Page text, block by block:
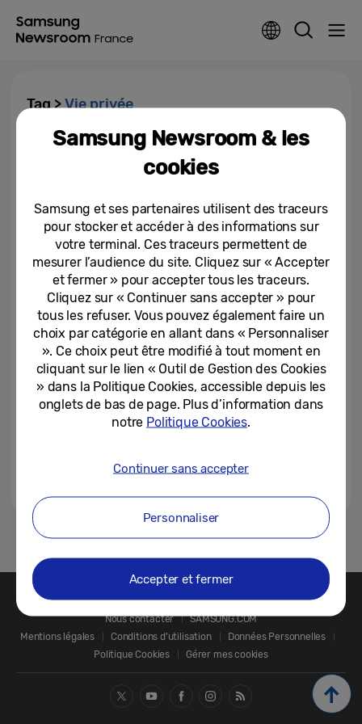
Tag >Vie privée
Protection de la confidentialité :
comment Galaxy AI protège la
19-06-2025
Gardez un contrôle total sur
votre sécurité et l’utilisation de
vos données avec Samsung...
[Éditorial] Il n’y a pas de vie
privée sans sécurité renforcée.
C’est pour cette raison que...
19-07-2022
1
Nous contacter
SAMSUNG.COM
Mentions légales
Conditions d’utilisation
Données Personnelles
Politique Cookies
Gérer mes cookies
Samsung Newsroom & les
cookies
Samsung et ses partenaires utilisent des traceurs
pour stocker et accéder à des informations sur
votre terminal. Ces traceurs permettent de
mesurer l’audience du site. Cliquez sur « Accepter
et fermer » pour accepter tous les traceurs.
Cliquez sur « Continuer sans accepter » pour
tous les refuser. Vous pouvez également faire un
choix par catégorie en allant dans « Personnaliser
». Ce choix peut être modifié à tout moment en
cliquant sur le lien « Outil de Gestion des Cookies
» dans la Politique Cookies, accessible depuis les
onglets de bas de page. Plus d’information dans
notre Politique Cookies.
Continuer sans accepter
Personnaliser
Accepter et fermer